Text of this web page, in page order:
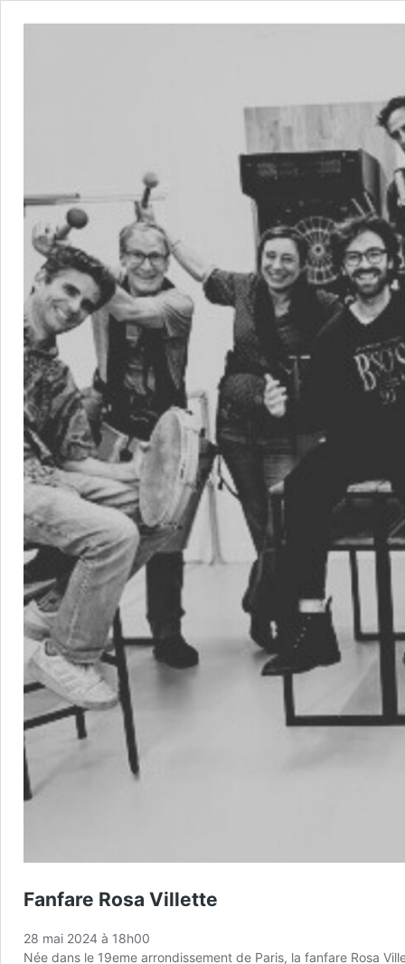
Fanfare Rosa Villette
28 mai 2024 à 18h00
Née dans le 19eme arrondissement de Paris, la fanfare Rosa